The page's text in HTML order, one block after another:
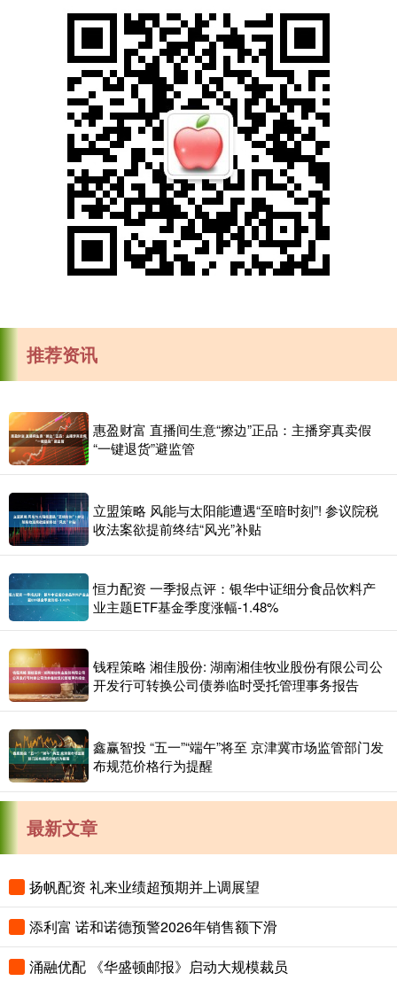
推荐资讯
惠盈财富 直播间生意“擦边”正品：主播穿真卖假
“一键退货”避监管
立盟策略 风能与太阳能遭遇“至暗时刻”! 参议院税
收法案欲提前终结“风光”补贴
恒力配资 一季报点评：银华中证细分食品饮料产
业主题ETF基金季度涨幅-1.48%
钱程策略 湘佳股份: 湖南湘佳牧业股份有限公司公
开发行可转换公司债券临时受托管理事务报告
鑫赢智投 “五一”“端午”将至 京津冀市场监管部门发
布规范价格行为提醒
最新文章
扬帆配资 礼来业绩超预期并上调展望
添利富 诺和诺德预警2026年销售额下滑
涌融优配 《华盛顿邮报》启动大规模裁员